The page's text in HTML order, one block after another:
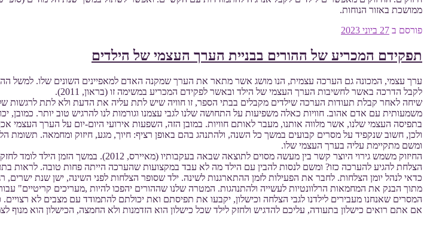
ממושכת באזור הנוחות.
פורסם ב 27 ביוני 2023
תפקידם המכריע של ההורים בבניית הערך העצמי של הילדים
ערך עצמי, המכונה גם הערכה עצמית, הנו מושג אשר מתאר את הערך שמקנה האדם למאפיינים השונים שלו. למשל
לקבל הדרכה באשר לחשיבות הערך העצמי של הילד ובאשר לפקידם המכריע במשימה זו (בראון, 2011).
שיחה לאחר קבלת תעודות הערכה שילדים מקבלים בבתי הספר, זו חוויה שיש לתת עליה את הדעת ולא לתת לרגשות
משמעותית עם אדם אהוב. חוויות כאלה משפיעות על התחושה שלנו לגבי עצמנו וגורמות לנו להרגיש טוב יותר. כמובן,
בתפיסה העצמי שלנו, אשר מלווה אותנו, מעבר לאותם חוויות. במובן הזה, השפעות אירועי היום-יום על הערך העצמי
ולכן, חשוב שנקפיד על מסרים קבועים במשך כל השנה, ולהתנהג בהם באופן רציף: חיוך, מגע, חיזוק ומחמאה. תשומת
ומשם מתקיימת עליה בערך העצמי שלו.
החיזוק משמש גירוי היוצר קשר בין מעשה
הצלחת להגיע להערכה כזו? ומשם לנסות להבין עם הילד מה לא עבד במקצועות שהערכה הייתה פחות טובה.
כדאי לנהל יומן הצלחות. לחבר את הפעילות לזמן ההתארגנות לשינה. ילד שסופר הצלחות לפני השינה, ישן שנת
מתוך הבנק את המחמאות הרלוונטיות לעשייה ולהתנהגות. המטרה שלנו שההורים יהפכו להיות ,מעריכים קריטיים"
המסרים שאנחנו מעבירים לילדנו לגבי הצלחה וכישלון, יקבעו את תפיסתם ואת יכולתם להתמודד עם מצבים לא
אם אתם רואים כישלון בתעודה, עליכם להדגיש ולחזק לילד שכל כישלון הוא הזדמנות ולא החמצה, הכישלון הוא מנוף